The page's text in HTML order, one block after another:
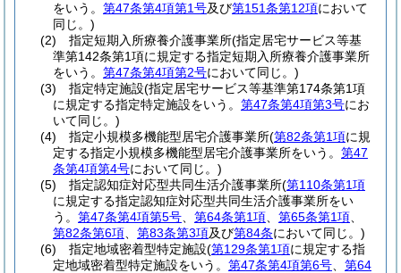
をいう。 第47条第4項第1号及び第151条第12項において
同じ。)
(2)
指定短期入所療養介護事業所(指定居宅サービス等基
準第142条第1項に規定する指定短期入所療養介護事業所
をいう。 第47条第4項第2号において同じ。)
(3)
指定特定施設(指定居宅サービス等基準第174条第1項
に規定する指定特定施設をいう。 第47条第4項第3号にお
いて同じ。)
(4)
指定小規模多機能型居宅介護事業所(第82条第1項に規
定する指定小規模多機能型居宅介護事業所をいう。 第47
条第4項第4号において同じ。)
(5)
指定認知症対応型共同生活介護事業所(第110条第1項
に規定する指定認知症対応型共同生活介護事業所をい
う。 第47条第4項第5号 第64条第1項 第65条第1項
第82条第6項
第83条第3項及び第84条において同じ。)
(6)
指定地域密着型特定施設(第129条第1項に規定する指
定地域密着型特定施設をいう。 第47条第4項第6号
第64